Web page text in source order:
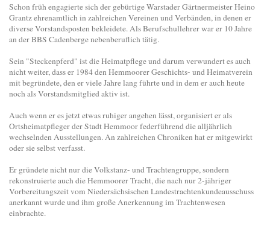
Schon früh engagierte sich der gebürtige Warstader Gärtnermeister Heino
Grantz ehrenamtlich in zahlreichen Vereinen und Verbänden, in denen er
diverse Vorstandsposten bekleidete. Als Berufschullehrer war er 10 Jahre
an der BBS Cadenberge nebenberuflich tätig.
Sein "Steckenpferd" ist die Heimatpflege und darum verwundert es auch
nicht weiter, dass er 1984 den Hemmoorer Geschichts- und Heimatverein
mit begründete, den er viele Jahre lang führte und in dem er auch heute
noch als Vorstandsmitglied aktiv ist.
Auch wenn er es jetzt etwas ruhiger angehen lässt, organisiert er als
Ortsheimatpfleger der Stadt Hemmoor federführend die alljährlich
wechselnden Ausstellungen. An zahlreichen Chroniken hat er mitgewirkt
oder sie selbst verfasst.
Er gründete nicht nur die Volkstanz- und Trachtengruppe, sondern
rekonstruierte auch die Hemmoorer Tracht, die nach nur 2-jähriger
Vorbereitungszeit vom Niedersächsischen Landestrachtenkundeausschuss
anerkannt wurde und ihm große Anerkennung im Trachtenwesen
einbrachte.